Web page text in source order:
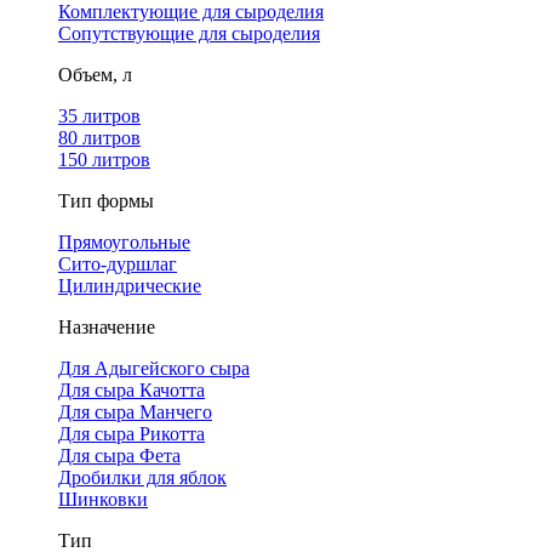
Комплектующие для сыроделия
Сопутствующие для сыроделия
Объем, л
35 литров
80 литров
150 литров
Тип формы
Прямоугольные
Сито-дуршлаг
Цилиндрические
Назначение
Для Адыгейского сыра
Для сыра Качотта
Для сыра Манчего
Для сыра Рикотта
Для сыра Фета
Дробилки для яблок
Шинковки
Тип